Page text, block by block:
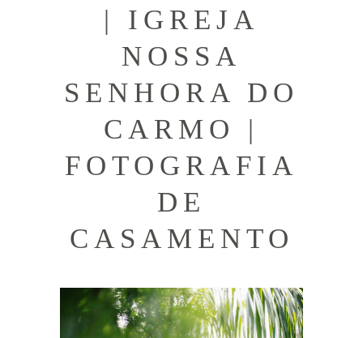
| IGREJA
NOSSA
SENHORA DO
CARMO |
FOTOGRAFIA
DE
CASAMENTO